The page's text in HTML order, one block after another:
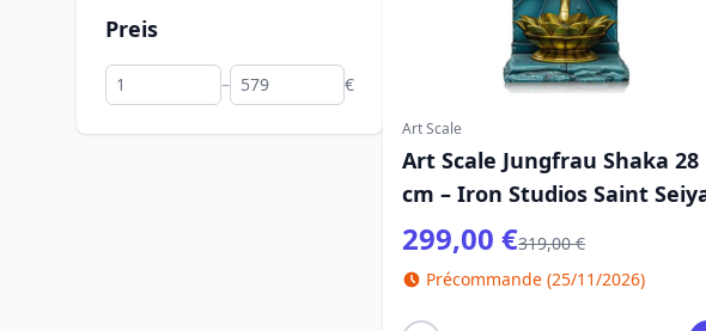
Preis
– €
Art Scale
Art Scale Jungfrau Shaka 28
cm – Iron Studios Saint
299,00 €319,00 €
Précommande (25/11/2026)